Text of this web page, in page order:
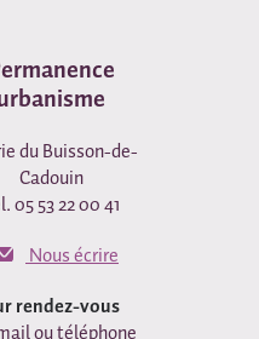
du Buisson-de-
Cadouin
05 53 22 00 41
Nous écrire
rendez-vous
ou téléphone